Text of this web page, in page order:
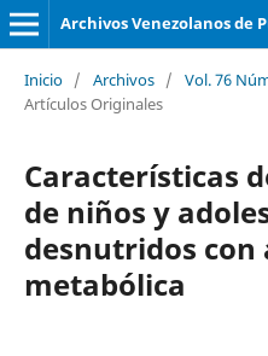
Archivos Venezolanos de
Inicio / Archivos / Vol. 76
Artículos Originales
Características
de niños y
desnutridos con
metabólica